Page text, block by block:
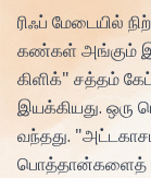
ரிஃப் மேடையில்
கண்கள் அங்கும்
கிளிக்" சத்தம்
இயக்கியது.
வந்தது.
பொத்தான்களைத்